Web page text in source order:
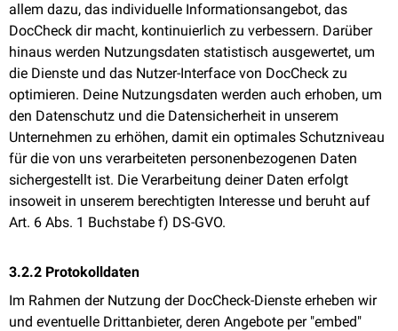
allem dazu, das individuelle Informationsangebot, das
DocCheck dir macht, kontinuierlich zu verbessern. Darüber
hinaus werden Nutzungsdaten statistisch ausgewertet, um
die Dienste und das Nutzer-Interface von DocCheck zu
optimieren. Deine Nutzungsdaten werden auch erhoben, um
den Datenschutz und die Datensicherheit in unserem
Unternehmen zu erhöhen, damit ein optimales Schutzniveau
für die von uns verarbeiteten personenbezogenen Daten
sichergestellt ist. Die Verarbeitung deiner Daten erfolgt
insoweit in unserem berechtigten Interesse und beruht auf
Art. 6 Abs. 1 Buchstabe f) DS-GVO.
3.2.2 Protokolldaten
Im Rahmen der Nutzung der DocCheck-Dienste erheben wir
und eventuelle Drittanbieter, deren Angebote per "embed"